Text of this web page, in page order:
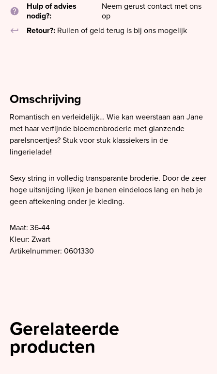
help
Hulp of advies
nodig?:
Neem gerust contact met ons
op
keyboard_return
Retour?: Ruilen of geld terug is bij ons mogelijk
Omschrijving
Romantisch en verleidelijk… Wie kan weerstaan aan Jane
met haar verfijnde bloemenbroderie met glanzende
parelsnoertjes? Stuk voor stuk klassiekers in de
lingerielade!
Sexy string in volledig transparante broderie. Door de zeer
hoge uitsnijding lijken je benen eindeloos lang en heb je
geen aftekening onder je kleding.
Maat: 36-44
Kleur: Zwart
Artikelnummer: 0601330
Gerelateerde
producten